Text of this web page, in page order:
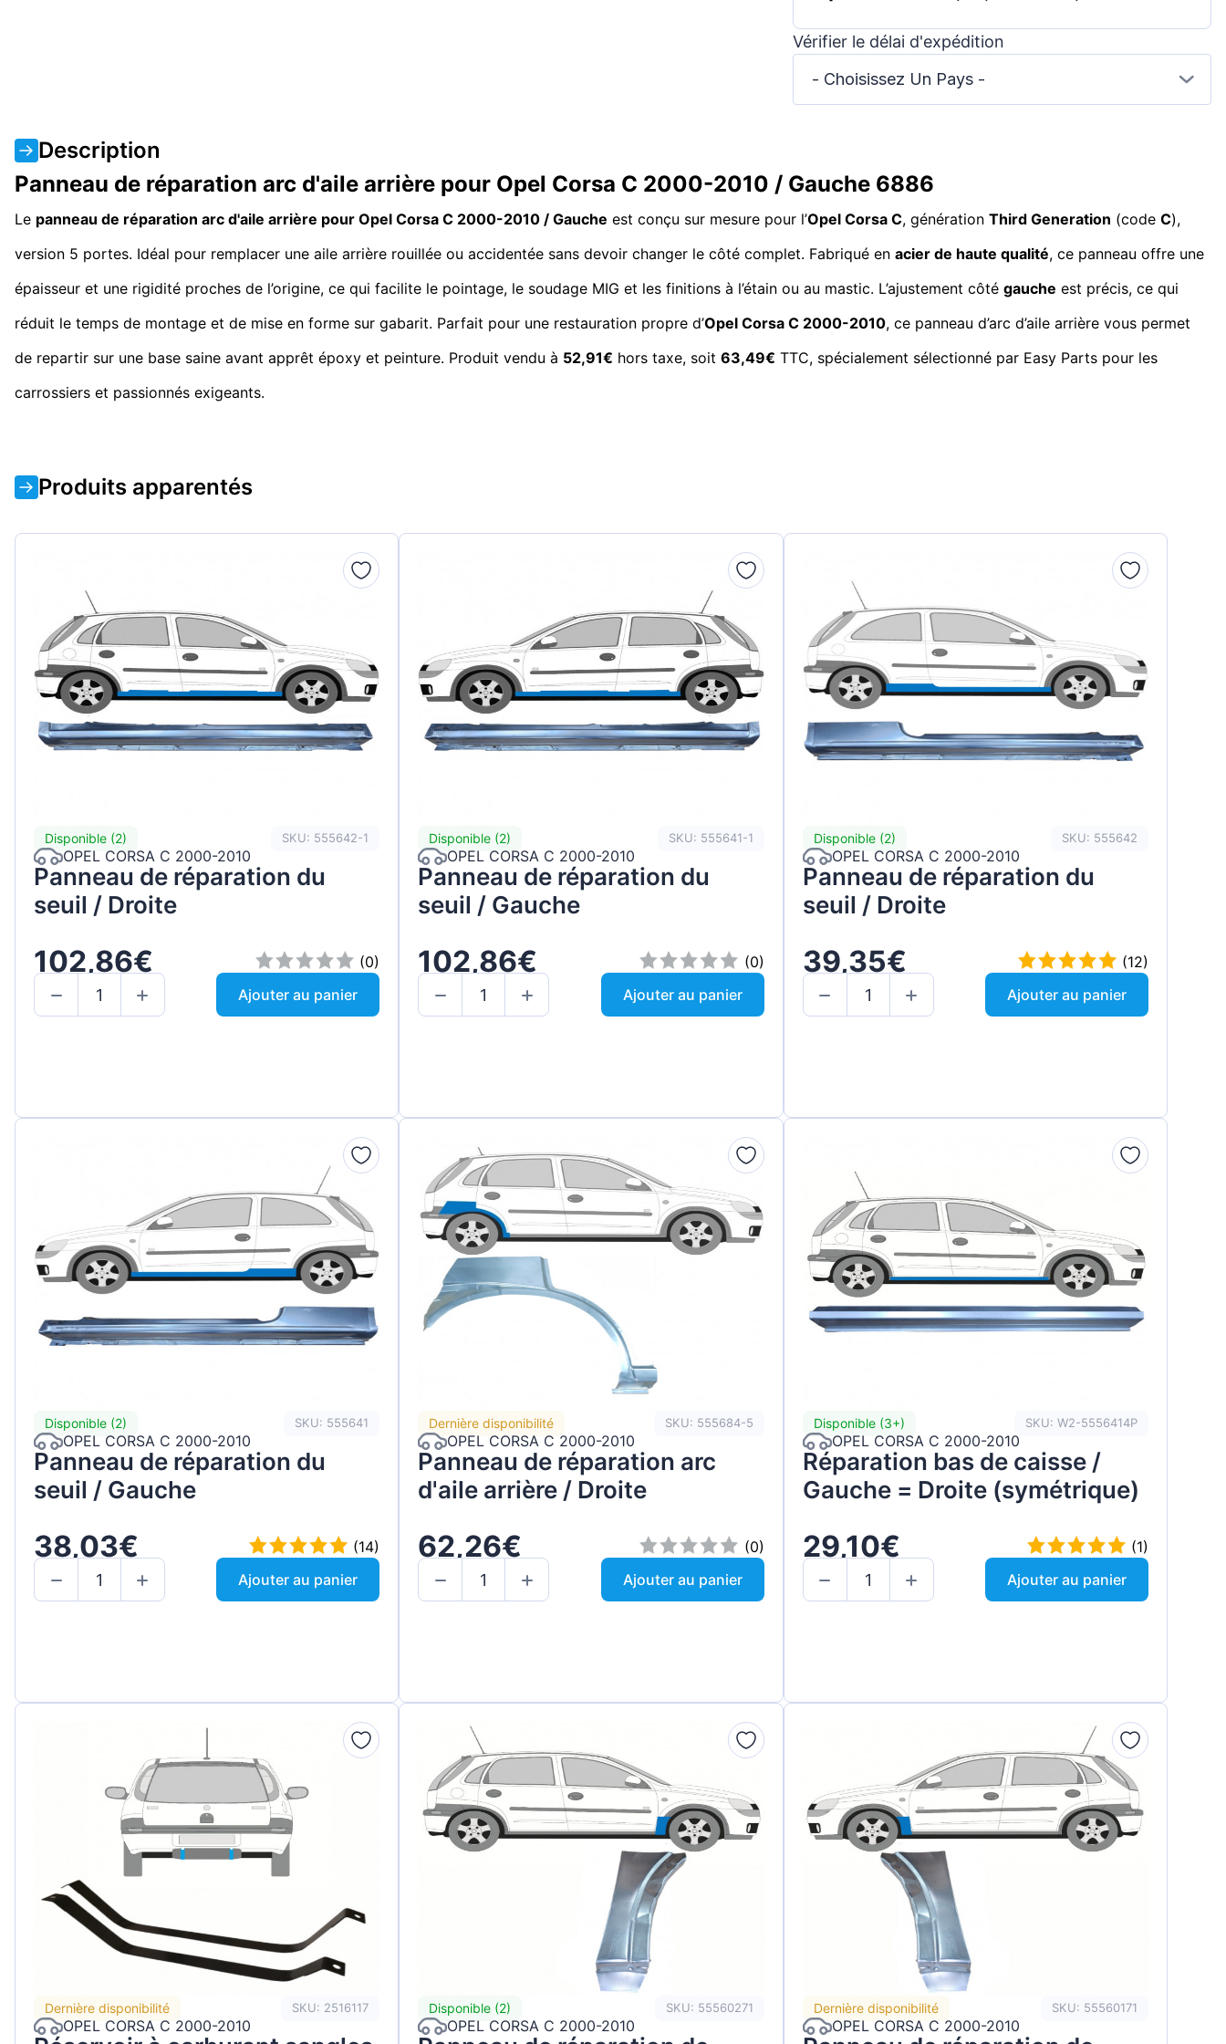
Vérifier le délai d'expédition
- Choisissez Un Pays -
Description
Panneau de réparation arc d'aile arrière pour Opel Corsa C 2000-2010 / Gauche 6886
Le panneau de réparation arc d'aile arrière pour Opel Corsa C 2000-2010 / Gauche est conçu sur mesure pour l’Opel Corsa C, génération Third Generation (code C),
version 5 portes. Idéal pour remplacer une aile arrière rouillée ou accidentée sans devoir changer le côté complet. Fabriqué en acier de haute qualité, ce panneau offre une
épaisseur et une rigidité proches de l’origine, ce qui facilite le pointage, le soudage MIG et les finitions à l’étain ou au mastic. L’ajustement côté gauche est précis, ce qui
réduit le temps de montage et de mise en forme sur gabarit. Parfait pour une restauration propre d’Opel Corsa C 2000-2010, ce panneau d’arc d’aile arrière vous permet
de repartir sur une base saine avant apprêt époxy et peinture. Produit vendu à 52,91€ hors taxe, soit 63,49€ TTC, spécialement sélectionné par Easy Parts pour les
carrossiers et passionnés exigeants.
Produits apparentés
Disponible (2) SKU: 555642-1
OPEL CORSA C 2000-2010
Panneau de réparation du
seuil / Droite
102,86€
(0)
Ajouter au panier
Disponible (2) SKU: 555641-1
OPEL CORSA C 2000-2010
Panneau de réparation du
seuil / Gauche
102,86€
(0)
Ajouter au panier
Disponible (2) SKU: 555642
OPEL CORSA C 2000-2010
Panneau de réparation du
seuil / Droite
39,35€
(12)
Ajouter au panier
Disponible (2) SKU: 555641
OPEL CORSA C 2000-2010
Panneau de réparation du
seuil / Gauche
38,03€
(14)
Ajouter au panier
Dernière disponibilité SKU: 555684-5
OPEL CORSA C 2000-2010
Panneau de réparation arc
d'aile arrière / Droite
62,26€
(0)
Ajouter au panier
Disponible (3+) SKU: W2-5556414P
OPEL CORSA C 2000-2010
Réparation bas de caisse /
Gauche = Droite (symétrique)
29,10€
(1)
Ajouter au panier
Dernière disponibilité SKU: 2516117
OPEL CORSA C 2000-2010
Disponible (2) SKU: 55560271
OPEL CORSA C 2000-2010
Dernière disponibilité SKU: 55560171
OPEL CORSA C 2000-2010